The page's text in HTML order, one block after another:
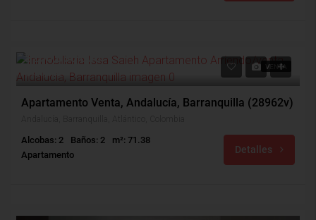
VENTA
$260,000,000
$451,000
Apartamento Venta, Andalucía, Barranquilla (28962v)
Alcobas: 2 Baños: 2
m²: 71.38
Apartamento
Detalles